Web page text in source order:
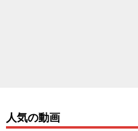
人気の動画